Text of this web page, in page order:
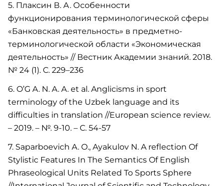
5. Плаксин В. А. Особенности
функционирования терминологической сферы
«Банковская деятельность» в предметно-
терминологической области «Экономическая
деятельность» // Вестник Академии знаний. 2018.
№ 24 (1). С. 229–236
6. O’G A. N. A. A. et al. Anglicisms in sport
terminology of the Uzbek language and its
difficulties in translation //European science review.
– 2019. – №. 9-10. – С. 54-57
7. Saparboevich A. O., Ayakulov N. A reflection Of
Stylistic Features In The Semantics Of English
Phraseological Units Related To Sports Sphere